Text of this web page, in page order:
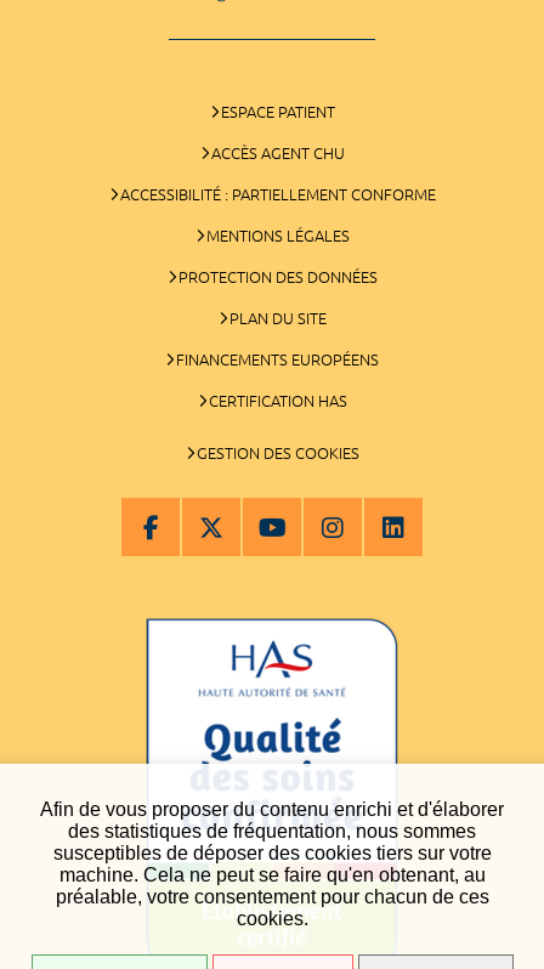
Afin de vous proposer du contenu enrichi et d'élaborer
des statistiques de fréquentation, nous sommes
susceptibles de déposer des cookies tiers sur votre
machine. Cela ne peut se faire qu'en obtenant, au
préalable, votre consentement pour chacun de ces
cookies.
ESPACE PATIENT
ACCÈS AGENT CHU
ACCESSIBILITÉ : PARTIELLEMENT CONFORME
MENTIONS LÉGALES
PROTECTION DES DONNÉES
PLAN DU SITE
FINANCEMENTS EUROPÉENS
CERTIFICATION HAS
GESTION DES COOKIES